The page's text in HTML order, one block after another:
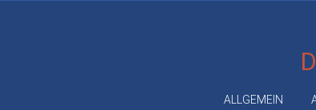
ALLGEMEIN